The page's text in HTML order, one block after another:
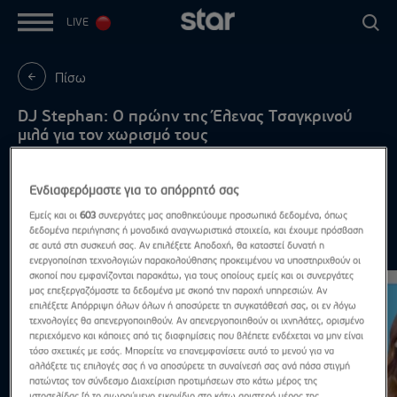
LIVE
Πίσω
DJ Stephan: Ο πρώην της Έλενας Τσαγκρινού
μιλά για τον χωρισμό τους
Highlights Δες τα όλα
Ενδιαφερόμαστε για το απόρρητό σας
Εμείς και οι603 συνεργάτες μας αποθηκεύουμε προσωπικά δεδομένα, όπως
δεδομένα περιήγησης ή μοναδικά αναγνωριστικά στοιχεία, και έχουμε πρόσβαση
σε αυτά στη συσκευή σας. Αν επιλέξετε Αποδοχή, θα καταστεί δυνατή η
ενεργοποίηση τεχνολογιών παρακολούθησης προκειμένου να υποστηριχθούν οι
σκοποί που εμφανίζονται παρακάτω, για τους οποίους εμείς και οι συνεργάτες
μας επεξεργαζόμαστε τα δεδομένα με σκοπό την παροχή υπηρεσιών. Αν
επιλέξετε Απόρριψη όλων όλων ή αποσύρετε τη συγκατάθεσή σας, οι εν λόγω
τεχνολογίες θα απενεργοποιηθούν. Αν απενεργοποιηθούν οι ιχνηλάτες, ορισμένο
περιεχόμενο και κάποιες από τις διαφημίσεις που βλέπετε ενδέχεται να μην είναι
τόσο σχετικές με εσάς. Μπορείτε να επανεμφανίσετε αυτό το μενού για να
αλλάξετε τις επιλογές σας ή να αποσύρετε τη συναίνεσή σας ανά πάσα στιγμή
πατώντας τον σύνδεσμο Διαχείριση προτιμήσεων στο κάτω μέρος της